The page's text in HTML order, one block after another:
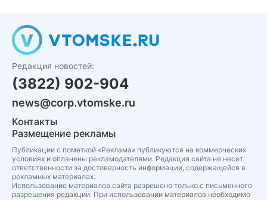
Редакция новостей:
(3822) 902-904
news@corp.vtomske.ru
Контакты
Размещение рекламы
Публикации с пометкой «Реклама» публикуются на коммерческих
условиях и оплачены рекламодателями. Редакция сайта не несет
ответственности за достоверность информации, содержащейся в
рекламных материалах.
Использование материалов сайта разрешено только с письменного
разрешения редакции. При использовании материалов необходимо